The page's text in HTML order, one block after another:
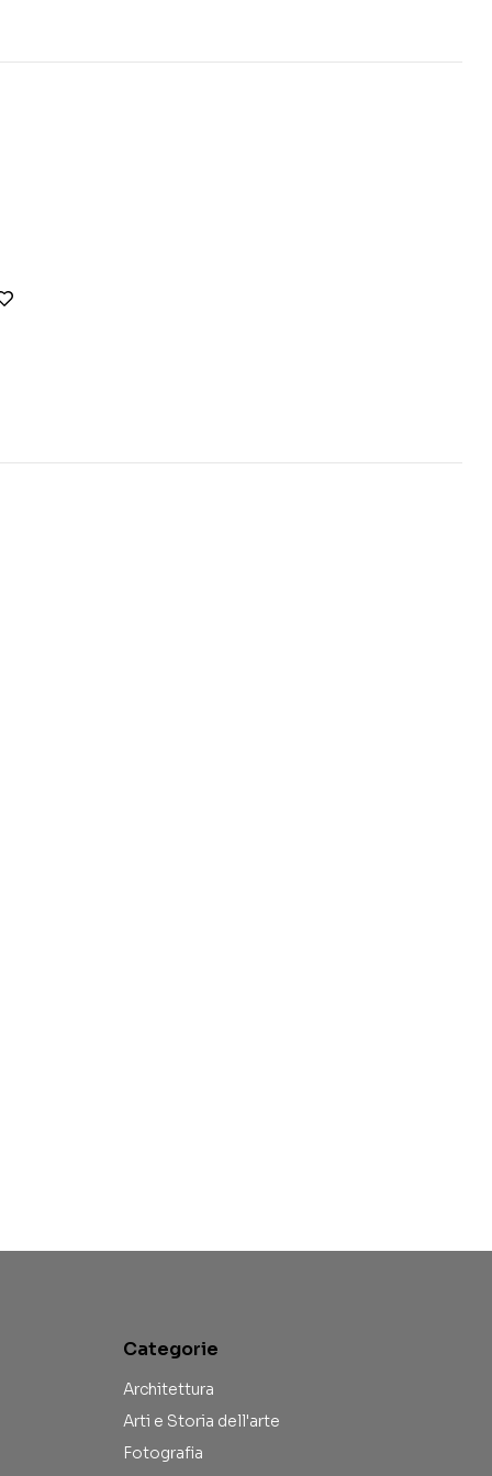
Categorie
Architettura
Arti e Storia dell'arte
Fotografia